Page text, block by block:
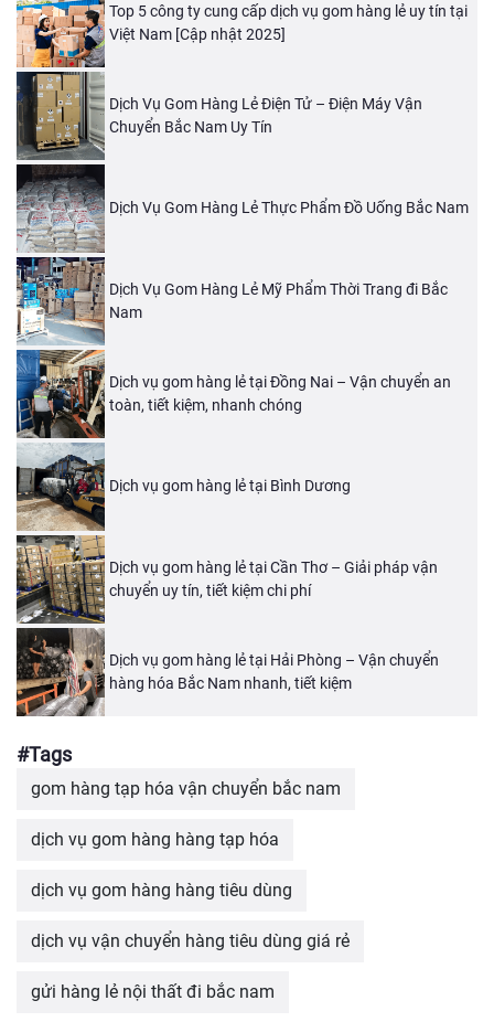
Top 5 công ty cung cấp dịch vụ gom hàng lẻ uy tín tại
Việt Nam [Cập nhật 2025]
Dịch Vụ Gom Hàng Lẻ Điện Tử – Điện Máy Vận
Chuyển Bắc Nam Uy Tín
Dịch Vụ Gom Hàng Lẻ Thực Phẩm Đồ Uống Bắc Nam
Dịch Vụ Gom Hàng Lẻ Mỹ Phẩm Thời Trang đi Bắc
Nam
Dịch vụ gom hàng lẻ tại Đồng Nai – Vận chuyển an
toàn, tiết kiệm, nhanh chóng
Dịch vụ gom hàng lẻ tại Bình Dương
Dịch vụ gom hàng lẻ tại Cần Thơ – Giải pháp vận
chuyển uy tín, tiết kiệm chi phí
Dịch vụ gom hàng lẻ tại Hải Phòng – Vận chuyển
hàng hóa Bắc Nam nhanh, tiết kiệm
#Tags
gom hàng tạp hóa vận chuyển bắc nam
dịch vụ gom hàng hàng tạp hóa
dịch vụ gom hàng hàng tiêu dùng
dịch vụ vận chuyển hàng tiêu dùng giá rẻ
gửi hàng lẻ nội thất đi bắc nam